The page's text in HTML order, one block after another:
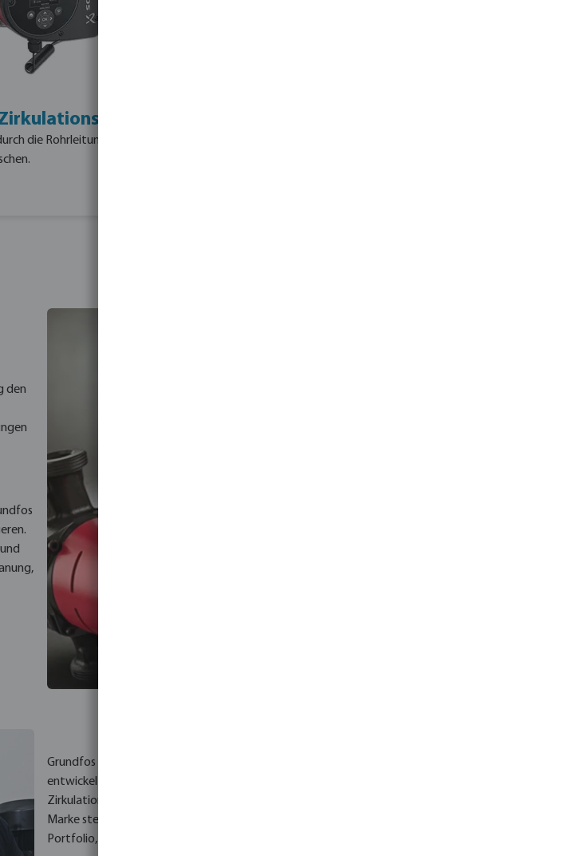
die Rohrleitungen zu
den
Grundfos Pumpenlösungen werden für den praktischen Einsatz in alltäglichen Anwendungen
entwickelt. Sie unterstützen einen stabilen Durchfluss, kontrollierten Druck und eine zuverlässige
Zirkulation in Heizungsanlagen, Warmwassersystemen und Wasserversorgungsinstallationen. Die
Marke steht für eine robuste Bauweise, gleichbleibend hohe Produktqualität und ein breites
Portfolio, das vielfältigen Systemanforderungen gerecht wird.